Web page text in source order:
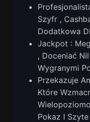
Szyfr ,
Dodatkowa
Jackpot :
, Doceniać
Wygranymi
Przekazuje
Które
Pokaz I